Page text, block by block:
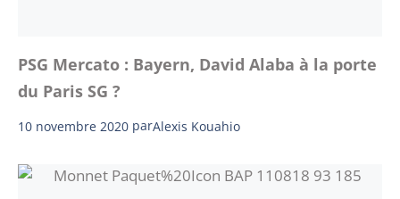
PSG Mercato : Bayern, David Alaba à la porte
du Paris SG ?
10 novembre 2020 parAlexis Kouahio